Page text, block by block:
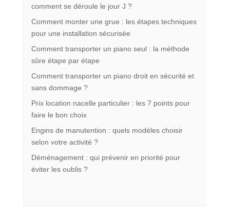
comment se déroule le jour J ?
Comment monter une grue : les étapes techniques
pour une installation sécurisée
Comment transporter un piano seul : la méthode
sûre étape par étape
Comment transporter un piano droit en sécurité et
sans dommage ?
Prix location nacelle particulier : les 7 points pour
faire le bon choix
Engins de manutention : quels modèles choisir
selon votre activité ?
Déménagement : qui prévenir en priorité pour
éviter les oublis ?